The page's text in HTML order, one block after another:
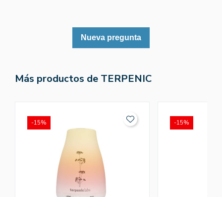
Nueva pregunta
Más productos de TERPENIC
-15% -15%